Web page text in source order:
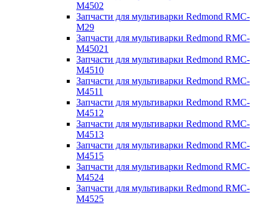
M4502
Запчасти для мультиварки Redmond RMC-
M29
Запчасти для мультиварки Redmond RMC-
M45021
Запчасти для мультиварки Redmond RMC-
M4510
Запчасти для мультиварки Redmond RMC-
M4511
Запчасти для мультиварки Redmond RMC-
M4512
Запчасти для мультиварки Redmond RMC-
M4513
Запчасти для мультиварки Redmond RMC-
M4515
Запчасти для мультиварки Redmond RMC-
M4524
Запчасти для мультиварки Redmond RMC-
M4525